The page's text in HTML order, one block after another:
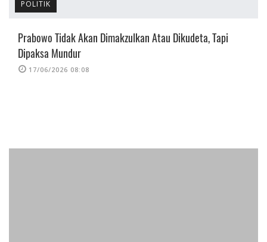
POLITIK
Prabowo Tidak Akan Dimakzulkan Atau Dikudeta, Tapi
Dipaksa Mundur
17/06/2026 08:08